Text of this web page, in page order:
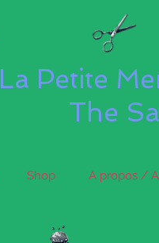
La Petite
The
Shop A propos /